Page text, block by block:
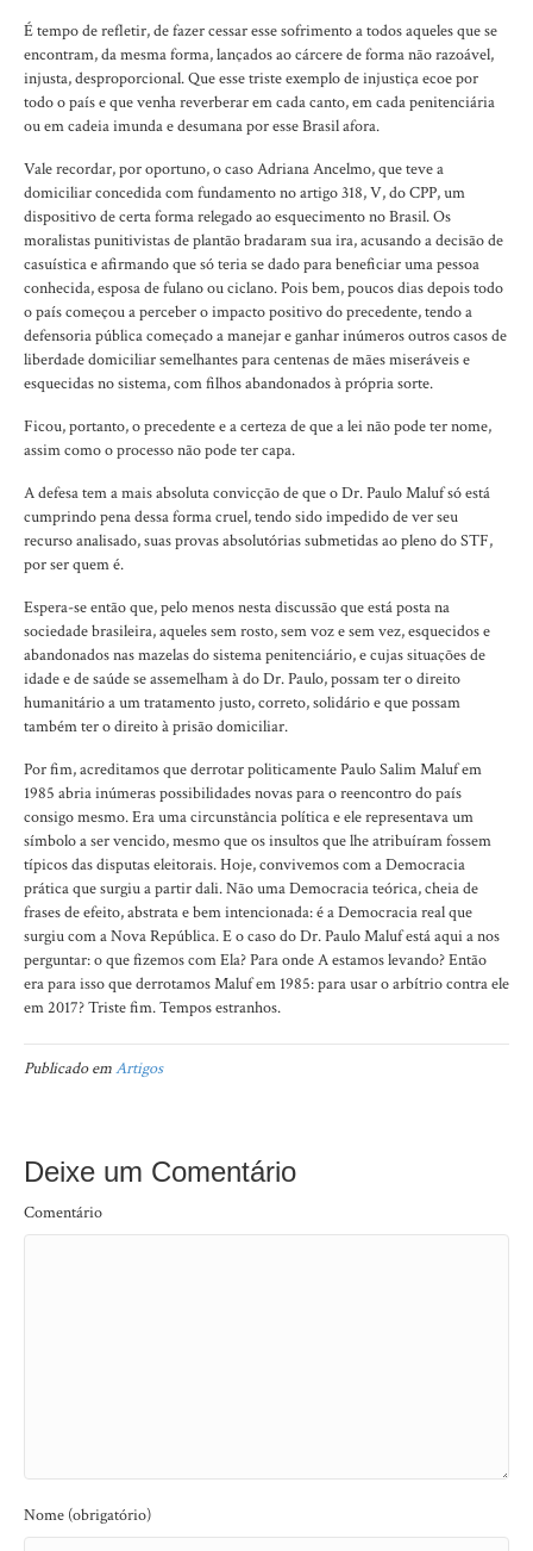
É tempo de refletir, de fazer cessar esse sofrimento a todos aqueles que se
encontram, da mesma forma, lançados ao cárcere de forma não razoável,
injusta, desproporcional. Que esse triste exemplo de injustiça ecoe por
todo o país e que venha reverberar em cada canto, em cada penitenciária
ou em cadeia imunda e desumana por esse Brasil afora.
Vale recordar, por oportuno, o caso Adriana Ancelmo, que teve a
domiciliar concedida com fundamento no artigo 318, V, do CPP, um
dispositivo de certa forma relegado ao esquecimento no Brasil. Os
moralistas punitivistas de plantão bradaram sua ira, acusando a decisão de
casuística e afirmando que só teria se dado para beneficiar uma pessoa
conhecida, esposa de fulano ou ciclano. Pois bem, poucos dias depois todo
o país começou a perceber o impacto positivo do precedente, tendo a
defensoria pública começado a manejar e ganhar inúmeros outros casos de
liberdade domiciliar semelhantes para centenas de mães miseráveis e
esquecidas no sistema, com filhos abandonados à própria sorte.
Ficou, portanto, o precedente e a certeza de que a lei não pode ter nome,
assim como o processo não pode ter capa.
A defesa tem a mais absoluta convicção de que o Dr. Paulo Maluf só está
cumprindo pena dessa forma cruel, tendo sido impedido de ver seu
recurso analisado, suas provas absolutórias submetidas ao pleno do STF,
por ser quem é.
Espera-se então que, pelo menos nesta discussão que está posta na
sociedade brasileira, aqueles sem rosto, sem voz e sem vez, esquecidos e
abandonados nas mazelas do sistema penitenciário, e cujas situações de
idade e de saúde se assemelham à do Dr. Paulo, possam ter o direito
humanitário a um tratamento justo, correto, solidário e que possam
também ter o direito à prisão domiciliar.
Por fim, acreditamos que derrotar politicamente Paulo Salim Maluf em
1985 abria inúmeras possibilidades novas para o reencontro do país
consigo mesmo. Era uma circunstância política e ele representava um
símbolo a ser vencido, mesmo que os insultos que lhe atribuíram fossem
típicos das disputas eleitorais. Hoje, convivemos com a Democracia
prática que surgiu a partir dali. Não uma Democracia teórica, cheia de
frases de efeito, abstrata e bem intencionada: é a Democracia real que
surgiu com a Nova República. E o caso do Dr. Paulo Maluf está aqui a nos
perguntar: o que fizemos com Ela? Para onde A estamos levando? Então
era para isso que derrotamos Maluf em 1985: para usar o arbítrio contra ele
em 2017? Triste fim. Tempos estranhos.
Publicado emArtigos
Deixe um Comentário
Comentário
Nome (obrigatório)